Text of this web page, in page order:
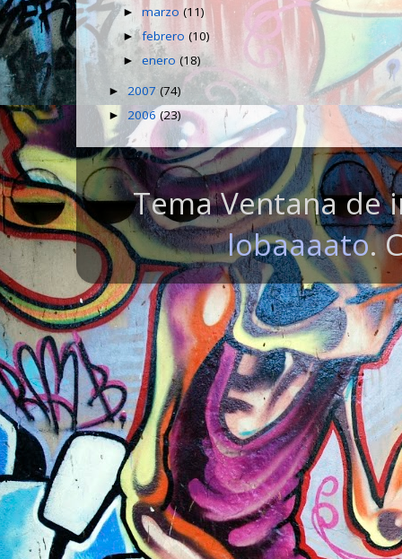
►marzo(11)
►febrero(10)
►enero(18)
► 2007(74)
► 2006 (23)
Tema Ventana de
lobaaaato.